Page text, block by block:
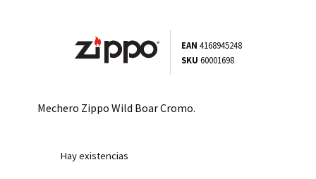
EAN 4168945248
SKU 60001698
Mechero Zippo Wild Boar Cromo.
Hay existencias